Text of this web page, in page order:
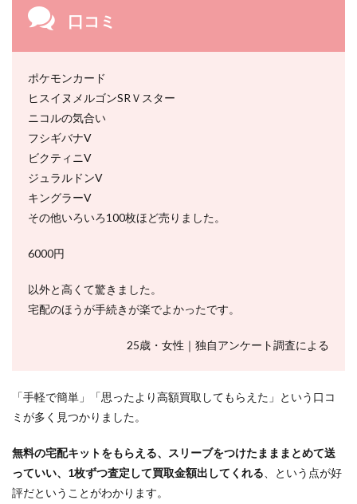
口コミ
ポケモンカード
ヒスイヌメルゴンSRＶスター
ニコルの気合い
フシギバナV
ビクティニV
ジュラルドンV
キングラーV
その他いろいろ100枚ほど売りました。
6000円
以外と高くて驚きました。
宅配のほうが手続きが楽でよかったです。
25歳・女性｜独自アンケート調査による
「手軽で簡単」「思ったより高額買取してもらえた」という口コ
ミが多く見つかりました。
無料の宅配キットをもらえる、スリーブをつけたまままとめて送
っていい、1枚ずつ査定して買取金額出してくれる 、という点が好
評だということがわかります。